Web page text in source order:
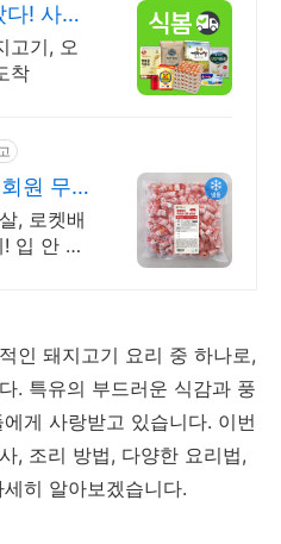
! 사업
고기, 오
착
원 무
, 로켓배
입 안 가
인 돼지고기 요리 중 하나로,
. 특유의 부드러운 식감과 풍
게 사랑받고 있습니다. 이번
, 조리 방법, 다양한 요리법,
히 알아보겠습니다.